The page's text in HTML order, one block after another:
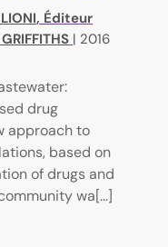
, Éditeur
GRIFFITHS | 2016
drug
approach to
based on
of drugs and
wa[...]